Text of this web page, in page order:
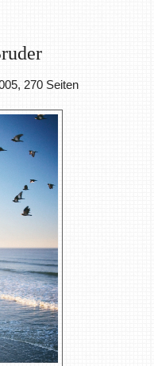
270 Seiten